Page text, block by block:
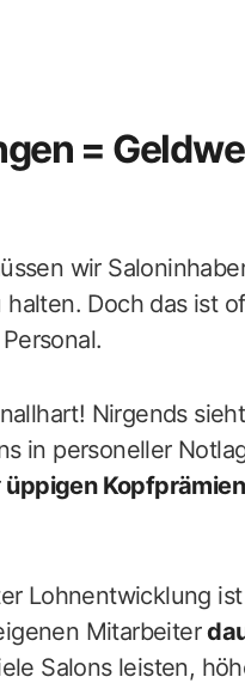
=
wir
Doch das ist
Nirgends
in personeller
üppigen Kopfprämien
Lohnentwicklung
Mitarbeiter
Salons leisten,